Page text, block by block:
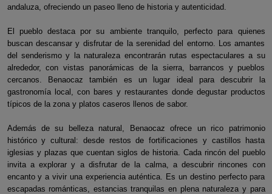
andaluza, ofreciendo un paseo lleno de historia y autenticidad.
El pueblo destaca por su ambiente tranquilo, perfecto para quienes
buscan descansar y disfrutar de la serenidad del entorno. Los amantes
del senderismo y la naturaleza encontrarán rutas espectaculares a su
alrededor, con vistas panorámicas de la sierra, barrancos y pueblos
cercanos. Benaocaz también es un lugar ideal para descubrir la
gastronomía local, con bares y restaurantes donde degustar productos
típicos de la zona y platos caseros llenos de sabor.
Además de su belleza natural, Benaocaz ofrece un rico patrimonio
histórico y cultural: desde restos de fortificaciones y castillos hasta
iglesias y plazas que cuentan siglos de historia. Cada rincón del pueblo
invita a explorar y a disfrutar de la calma, a descubrir rincones con
encanto y a vivir una experiencia auténtica. Es un destino perfecto para
escapadas románticas, estancias tranquilas en plena naturaleza y para